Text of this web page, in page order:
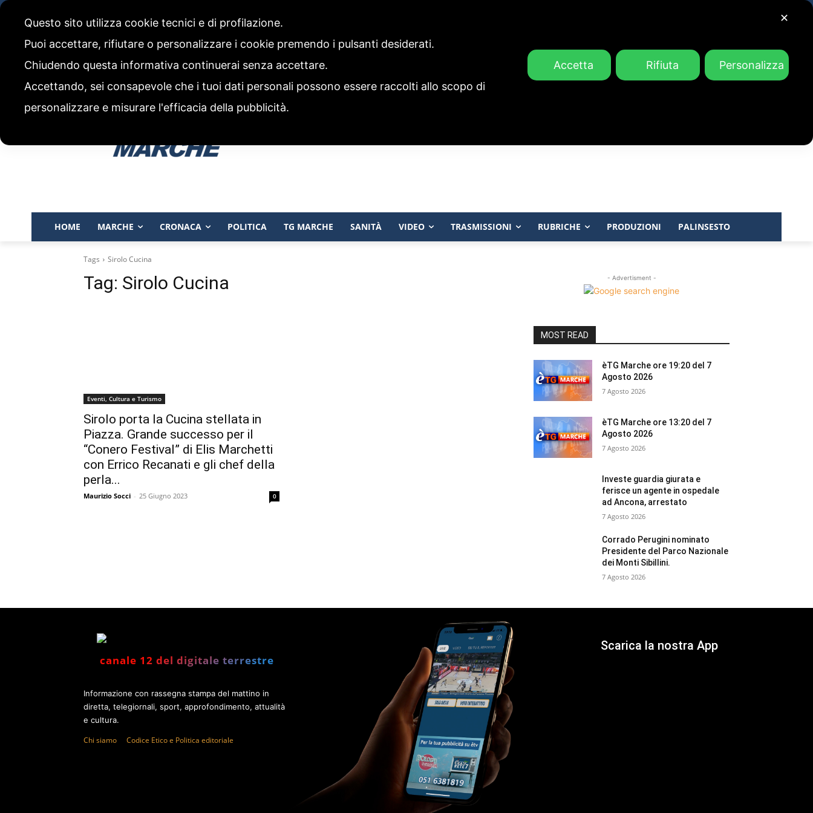
CODICE ETICO E POLITICA EDITORIALE
HOME MARCHE CRONACA POLITICA TG MARCHE SANITÀ VIDEO TRASMISSIONI RUBRICHE PRODUZIONI PALINSESTO
Tags Sirolo Cucina
Tag: Sirolo Cucina
Eventi, Cultura e Turismo
Sirolo porta la Cucina stellata in
Piazza. Grande successo per il
“Conero Festival” di Elis Marchetti
con Errico Recanati e gli chef della
perla...
Maurizio Socci - 25 Giugno 2023 0
- Advertisment -
MOST READ
èTG Marche ore 19:20 del 7
Agosto 2026
7 Agosto 2026
èTG Marche ore 13:20 del 7
Agosto 2026
7 Agosto 2026
Investe guardia giurata e
ferisce un agente in ospedale
ad Ancona, arrestato
7 Agosto 2026
Corrado Perugini nominato
Presidente del Parco Nazionale
dei Monti Sibillini.
7 Agosto 2026
canale 12 del digitale terrestre
Informazione con rassegna stampa del mattino in
diretta, telegiornali, sport, approfondimento, attualità
e cultura.
Chi siamo Codice Etico e Politica editoriale
Scarica la nostra App
✕
Questo sito utilizza cookie tecnici e di profilazione.
Puoi accettare, rifiutare o personalizzare i cookie premendo i pulsanti desiderati.
Chiudendo questa informativa continuerai senza accettare.
Accettando, sei consapevole che i tuoi dati personali possono essere raccolti allo scopo di
personalizzare e misurare l'efficacia della pubblicità.
Accetta Rifiuta Personalizza